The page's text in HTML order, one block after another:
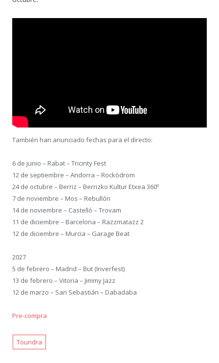
También han anunciado fechas para el directo:
6 de junio – Rabat – Tricinty Fest
12 de septiembre – Andorra – Rockòdrom
24 de octubre – Berriz – Berrizko Kultur Etxea 360º
7 de noviembre – Mos – Rebullón
14 de noviembre – Castelló – Trovam
11 de diciembre – Barcelona – Razzmatazz 2
12 de diciembre – Murcia – Garage Beat
2027
5 de febrero – Madrid – But (Inverfest)
13 de febrero – Vitoria – Jimmy Jazz
12 de marzo – San Sebastián – Dabadaba
Pre-compra
Toundra